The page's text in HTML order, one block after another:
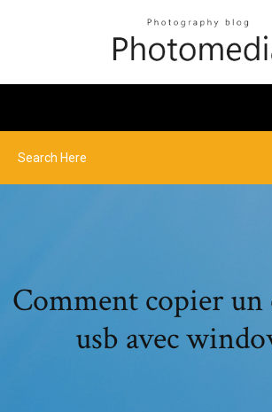
Comment copier un
usb avec